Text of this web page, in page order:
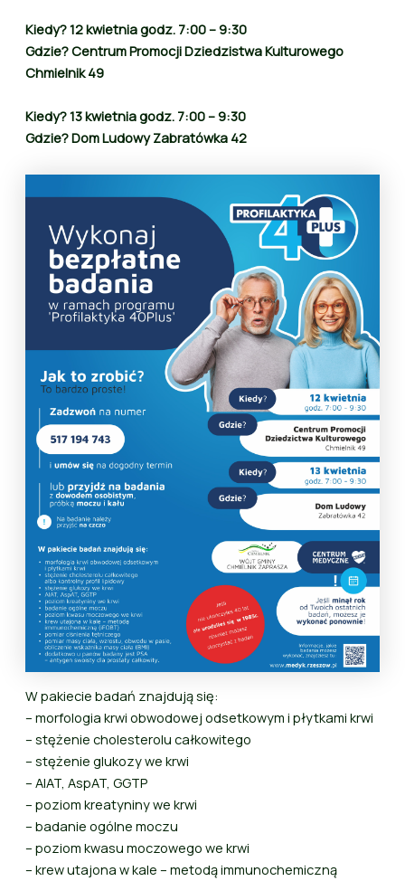
Kiedy? 12 kwietnia godz. 7:00 – 9:30
Gdzie? Centrum Promocji Dziedzistwa Kulturowego
Chmielnik 49
Kiedy? 13 kwietnia godz. 7:00 – 9:30
Gdzie? Dom Ludowy Zabratówka 42
W pakiecie badań znajdują się:
– morfologia krwi obwodowej odsetkowym i płytkami krwi
– stężenie cholesterolu całkowitego
– stężenie glukozy we krwi
– AIAT, AspAT, GGTP
– poziom kreatyniny we krwi
– badanie ogólne moczu
– poziom kwasu moczowego we krwi
– krew utajona w kale – metodą immunochemiczną